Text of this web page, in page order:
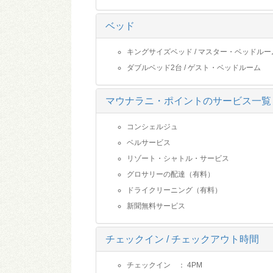
ベッド
キングサイズベッド / マスター・ベッドルー
ダブルベッド2台 / ゲスト・ベッドルーム
マウナラニ・ポイントのサービス一覧
コンシェルジュ
ベルサービス
リゾート・シャトル・サービス
グロサリーの配達（有料）
ドライクリーニング（有料）
新聞無料サービス
チェックイン / チェックアウト時間
チェックイン ： 4PM